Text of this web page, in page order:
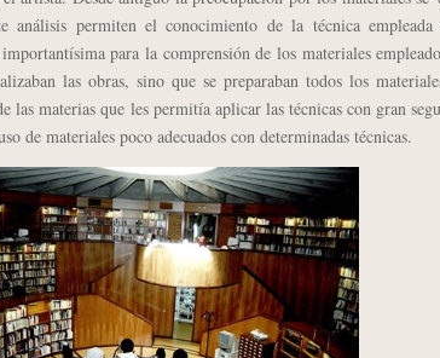
permiten el conocimiento de la técnica
para la comprensión de los materiales
las obras, sino que se preparaban todos los
las materias que les permitía aplicar las técnicas con gran
de materiales poco adecuados con determinadas técnicas.